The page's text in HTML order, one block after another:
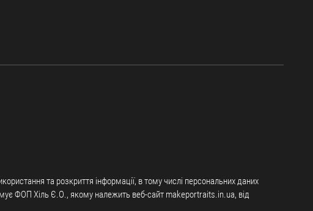
та розкриття інформації, в тому числі персональних даних
ФОП Хіль Є.О., якому належить веб-сайт makeportraits.in.ua, від